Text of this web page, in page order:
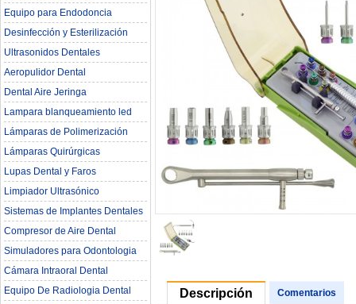
Equipo para Endodoncia
Desinfección y Esterilización
Ultrasonidos Dentales
Aeropulidor Dental
Dental Aire Jeringa
Lampara blanqueamiento led
dental
Lámparas de Polimerización
Lámparas Quirúrgicas
Lupas Dental y Faros
Limpiador Ultrasónico
Sistemas de Implantes Dentales
Compresor de Aire Dental
Simuladores para Odontologia
Cámara Intraoral Dental
Equipo De Radiologia Dental‎
Descripción Comentarios